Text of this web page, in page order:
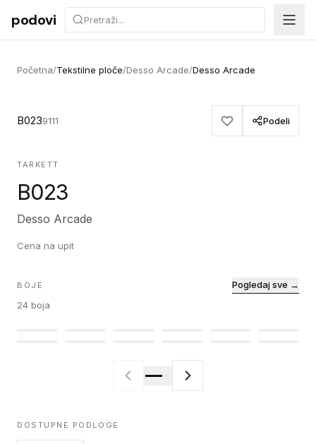
Preskoči na sadržaj
podovi
Početna/Tekstilne ploče/Desso Arcade/Desso Arcade
B0239111 Podeli
TARKETT
B023
Desso Arcade
Cena na upit
BOJE
24 boja
Pogledaj sve →
DOSTUPNE PODLOGE